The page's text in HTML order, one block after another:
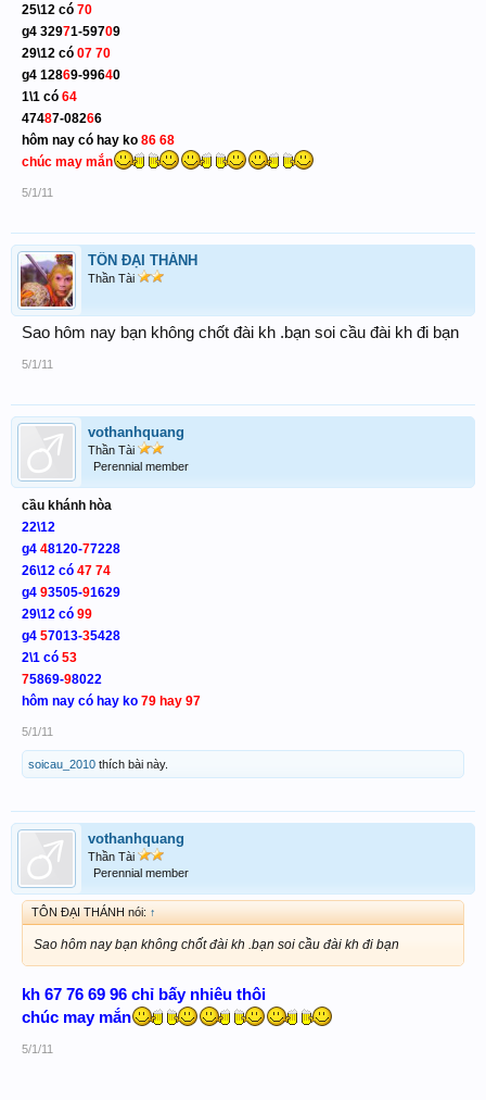
25\12 có 70
g4 32971-59709
29\12 có 07 70
g4 12869-99640
1\1 có 64
47487-08266
hôm nay có hay ko 86 68
chúc may mắn
5/1/11
TÔN ĐẠI THÁNH
Thần Tài
Sao hôm nay bạn không chốt đài kh .bạn soi cầu đài kh đi bạn
5/1/11
vothanhquang
Thần Tài
Perennial member
cầu khánh hòa
22\12
g4 48120-77228
26\12 có 47 74
g4 93505-91629
29\12 có 99
g4 57013-35428
2\1 có 53
75869-98022
hôm nay có hay ko 79 hay 97
5/1/11
soicau_2010 thích bài này.
vothanhquang
Thần Tài
Perennial member
TÔN ĐẠI THÁNH nói: ↑
Sao hôm nay bạn không chốt đài kh .bạn soi cầu đài kh đi bạn
kh 67 76 69 96 chỉ bấy nhiêu thôi
chúc may mắn
5/1/11